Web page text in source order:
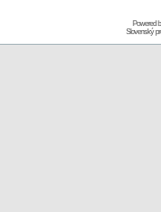
Powered
Slovenský